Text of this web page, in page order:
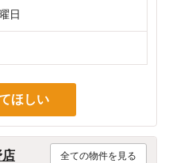
日
ほしい
全ての物件を見る